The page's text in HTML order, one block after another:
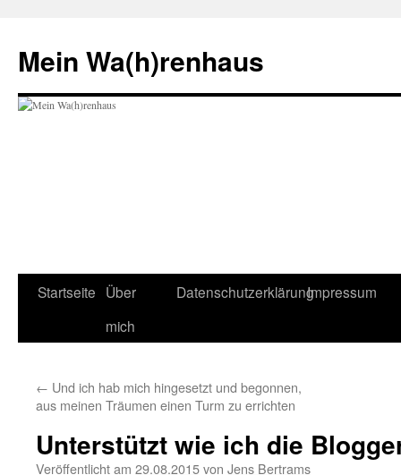
springen
Mein Wa(h)renhaus
Startseite Über
mich
DatenschutzerklärungImpressum
← Und ich hab mich hingesetzt und begonnen,
aus meinen Träumen einen Turm zu errichten
Unterstützt wie ich die
Veröffentlicht am 29.08.2015von Jens Bertrams